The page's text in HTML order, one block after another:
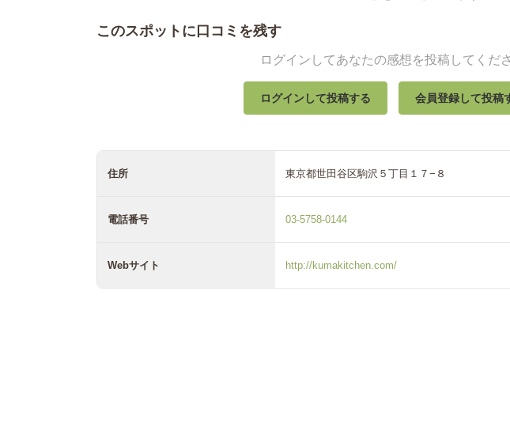
このスポットに口コミを残す
ログインしてあなたの感想を投稿してくだ
ログインして投稿する 会員登録して投稿
住所 東京都世田谷区駒沢５丁目１７−８
電話番号 03-5758-0144
Webサイト http://kumakitchen.com/